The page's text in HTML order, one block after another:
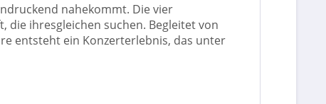
nahekommt. Die vier
ihresgleichen suchen. Begleitet von
entsteht ein Konzerterlebnis, das unter